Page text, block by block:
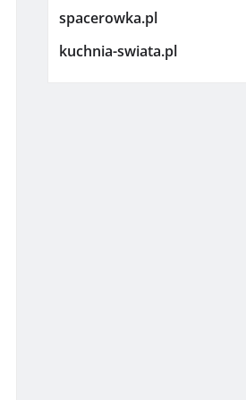
spacerowka.pl
kuchnia-swiata.pl